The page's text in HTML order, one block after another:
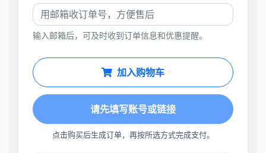
输入邮箱后，可及时收到订单信息和优惠提醒。
加入购物车
请先填写账号或链接
点击购买后生成订单，再按所选方式完成支付。